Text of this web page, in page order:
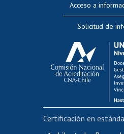
Evaluación
Calificación
Postulación
Cursos internos
Bienestar del
Portal de
Acceso a
Solicitud de
Certificación en